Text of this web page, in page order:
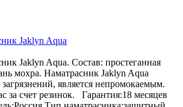
Jaklyn Aqua
Jaklyn Aqua. Состав: простеганная
мохра. Наматрасник Jaklyn Aqua
является непромокаемым.
за счет резинок. Гарантия:18 месяцев